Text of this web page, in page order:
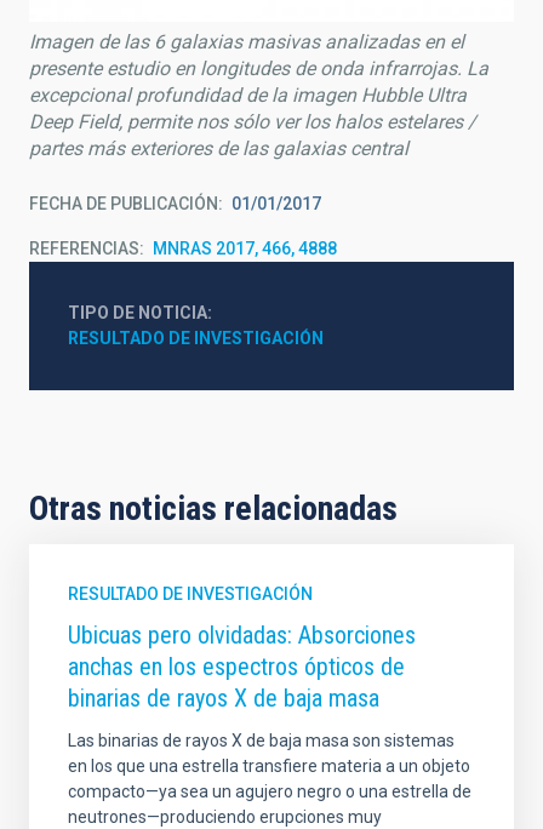
Imagen de las 6 galaxias masivas analizadas en el
presente estudio en longitudes de onda infrarrojas. La
excepcional profundidad de la imagen Hubble Ultra
Deep Field, permite nos sólo ver los halos estelares /
partes más exteriores de las galaxias central
FECHA DE PUBLICACIÓN 01/01/2017
REFERENCIAS MNRAS 2017, 466, 4888
TIPO DE NOTICIA
RESULTADO DE INVESTIGACIÓN
Otras noticias relacionadas
RESULTADO DE INVESTIGACIÓN
Ubicuas pero olvidadas: Absorciones
anchas en los espectros ópticos de
binarias de rayos X de baja masa
Las binarias de rayos X de baja masa son sistemas
en los que una estrella transfiere materia a un objeto
compacto—ya sea un agujero negro o una estrella de
neutrones—produciendo erupciones muy